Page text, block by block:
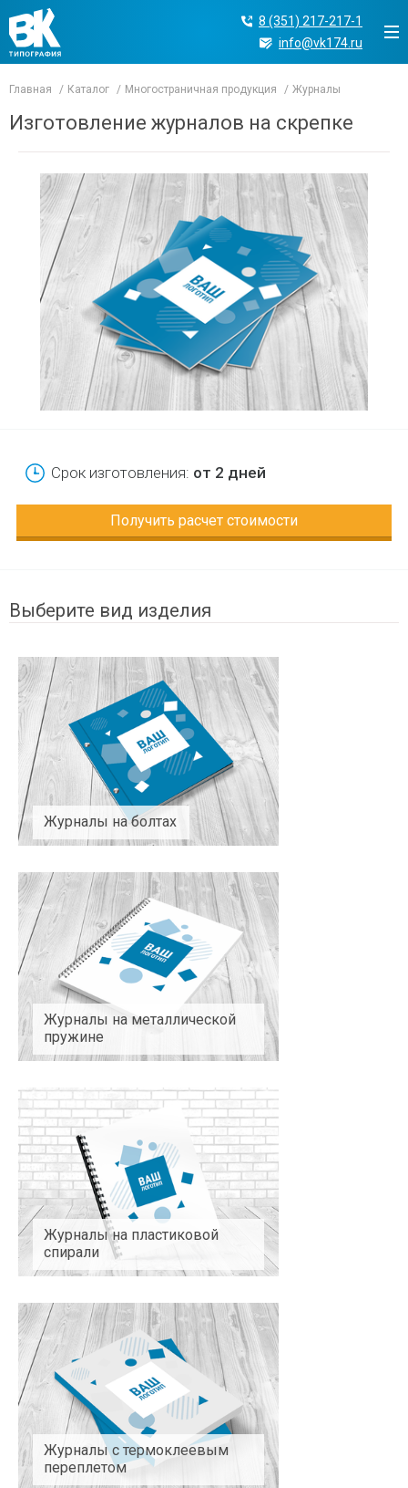
8 (351) 217-217-1
info@vk174.ru
Главная Каталог Многостраничная продукция Журналы
Изготовление журналов на скрепке
Срок изготовления: от 2 дней
Получить расчет стоимости
Выберите вид изделия
Журналы на болтах
Журналы на металлической
пружине
Журналы на пластиковой
спирали
Журналы с термоклеевым
переплетом